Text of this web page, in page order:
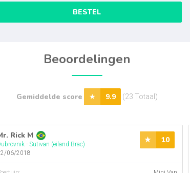
BESTEL
Beoordelingen
Gemiddelde score 9.9 (23 Totaal)
Rick M
-Sutivan (eiland Brac)
06/2018
10